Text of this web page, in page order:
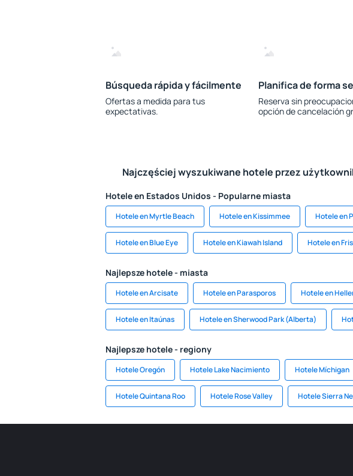
Búsqueda rápida y fácilmente
Ofertas a medida para tus
expectativas.
Planifica de forma
Reserva sin
opción de cancelación
Najczęściej wyszukiwane hotele przez
Hotele en Estados Unidos - Popularne miasta
Hotele en Myrtle Beach Hotele en Kissimmee Hotele en
Hotele en Blue Eye Hotele en Kiawah Island Hotele en
Najlepsze hotele - miasta
Hotele en Arcisate Hotele en Parasporos Hotele en
Hotele en Itaúnas Hotele en Sherwood Park (Alberta)
Najlepsze hotele - regiony
Hotele Oregón Hotele Lake Nacimiento Hotele Míchigan
Hotele Quintana Roo Hotele Rose Valley Hotele Sierra